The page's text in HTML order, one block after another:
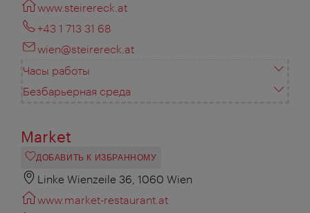
www.steirereck.at
+43 1 713 31 68
wien@steirereck.at
Часы работы
Безбарьерная среда
Market
ДОБАВИТЬ К ИЗБРАННОМУ
Linke Wienzeile 36, 1060 Wien
www.market-restaurant.at